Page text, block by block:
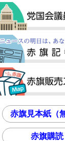
赤旗見本紙（
赤旗購読